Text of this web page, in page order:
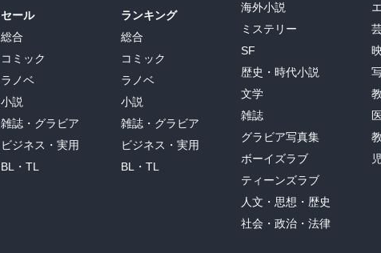
セール
総合
コミック
ラノベ
小説
雑誌・グラビア
ビジネス・実用
BL・TL
ランキング
総合
コミック
ラノベ
小説
雑誌・グラビア
ビジネス・実用
BL・TL
海外小説
ミステリー
SF
歴史・時代小説
文学
雑誌
グラビア写真集
ボーイズラブ
ティーンズラブ
人文・思想・歴史
社会・政治・法律